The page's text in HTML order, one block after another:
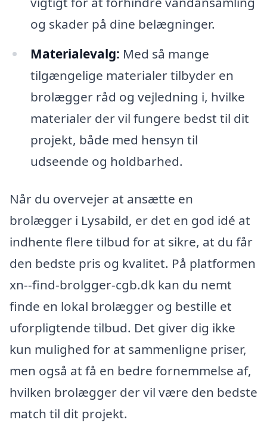
og skader på dine belægninger.
Materialevalg: Med så mange
tilgængelige materialer tilbyder en
brolægger råd og vejledning i, hvilke
materialer der vil fungere bedst til dit
projekt, både med hensyn til
udseende og holdbarhed.
Når du overvejer at ansætte en
brolægger i Lysabild, er det en god idé at
indhente flere tilbud for at sikre, at du får
den bedste pris og kvalitet. På platformen
xn--find-brolgger-cgb.dk kan du nemt
finde en lokal brolægger og bestille et
uforpligtende tilbud. Det giver dig ikke
kun mulighed for at sammenligne priser,
men også at få en bedre fornemmelse af,
hvilken brolægger der vil være den bedste
match til dit projekt.